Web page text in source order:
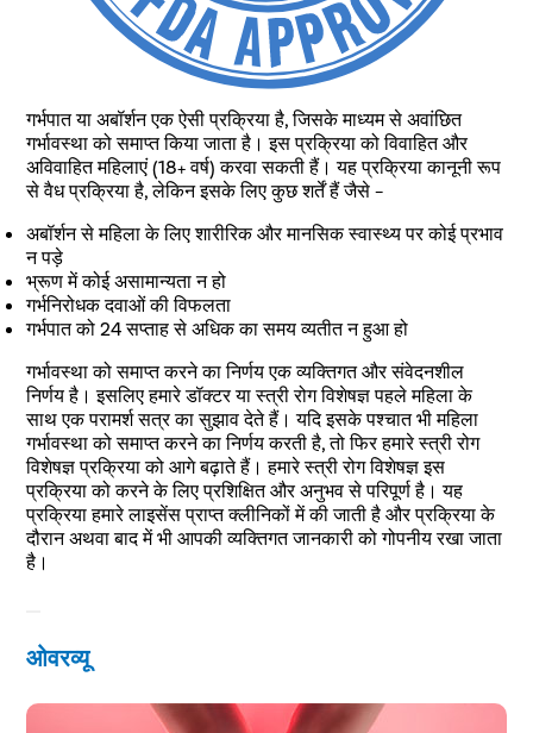
गर्भपात या अबॉर्शन एक ऐसी प्रक्रिया है, जिसके माध्यम से अवांछित
गर्भावस्था को समाप्त किया जाता है। इस प्रक्रिया को विवाहित और
अविवाहित महिलाएं (18+ वर्ष) करवा सकती हैं। यह प्रक्रिया कानूनी रूप
से वैध प्रक्रिया है, लेकिन इसके लिए कुछ शर्तें हैं जैसे –
अबॉर्शन से महिला के लिए शारीरिक और मानसिक स्वास्थ्य पर कोई प्रभाव
न पड़े
भ्रूण में कोई असामान्यता न हो
गर्भनिरोधक दवाओं की विफलता
गर्भपात को 24 सप्ताह से अधिक का समय व्यतीत न हुआ हो
गर्भावस्था को समाप्त करने का निर्णय एक व्यक्तिगत और संवेदनशील
निर्णय है। इसलिए हमारे डॉक्टर या स्त्री रोग विशेषज्ञ पहले महिला के
साथ एक परामर्श सत्र का सुझाव देते हैं। यदि इसके पश्चात भी महिला
गर्भावस्था को समाप्त करने का निर्णय करती है, तो फिर हमारे स्त्री रोग
विशेषज्ञ प्रक्रिया को आगे बढ़ाते हैं। हमारे स्त्री रोग विशेषज्ञ इस
प्रक्रिया को करने के लिए प्रशिक्षित और अनुभव से परिपूर्ण है। यह
प्रक्रिया हमारे लाइसेंस प्राप्त क्लीनिकों में की जाती है और प्रक्रिया के
दौरान अथवा बाद में भी आपकी व्यक्तिगत जानकारी को गोपनीय रखा जाता
है।
ओवरव्यू